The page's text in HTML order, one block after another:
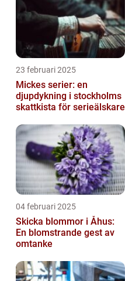
23 februari 2025
Mickes serier: en
djupdykning i stockholms
skattkista för serieälskare
04 februari 2025
Skicka blommor i Åhus:
En blomstrande gest av
omtanke